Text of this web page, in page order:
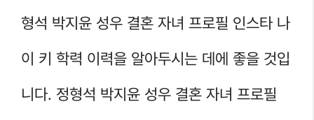
형석 박지윤 성우 결혼 자녀 프로필 인스타 나
이 키 학력 이력을 알아두시는 데에 좋을 것입
니다. 정형석 박지윤 성우 결혼 자녀 프로필